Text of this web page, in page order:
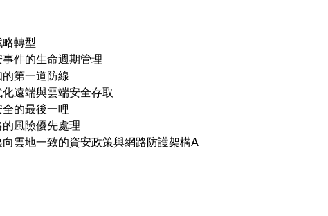
轉型
件的生命週期管理
第一道防線
遠端與雲端安全存取
的最後一哩
風險優先處理
雲地一致的資安政策與網路防護架構A